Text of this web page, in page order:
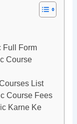
Full Form
Course
List
Course Fees
Karne Ke